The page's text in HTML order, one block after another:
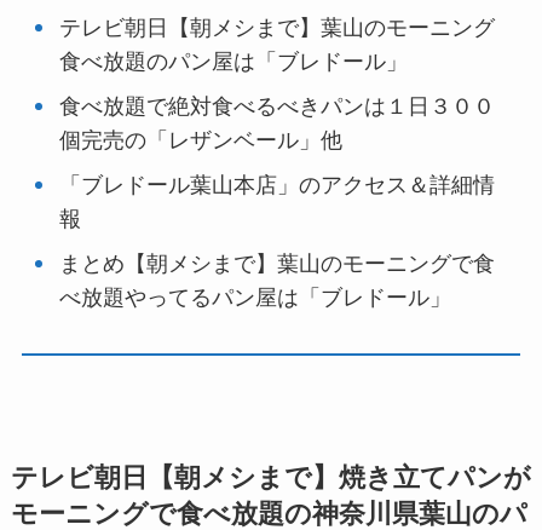
テレビ朝日【朝メシまで】葉山のモーニング
食べ放題のパン屋は「ブレドール」
食べ放題で絶対食べるべきパンは１日３００
個完売の「レザンベール」他
「ブレドール葉山本店」のアクセス＆詳細情
報
まとめ【朝メシまで】葉山のモーニングで食
べ放題やってるパン屋は「ブレドール」
テレビ朝日【朝メシまで】焼き立てパンが
モーニングで食べ放題の神奈川県葉山のパ